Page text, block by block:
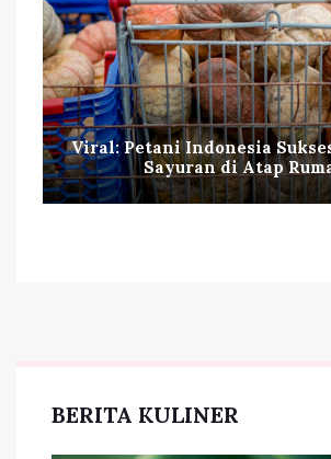
Viral: Petani Indonesia
Sayuran di Atap
BERITA KULINER